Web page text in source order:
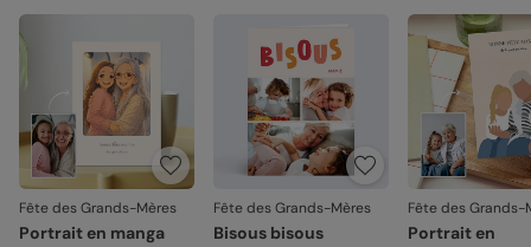
Fête des Grands-Mères
Portrait en manga
Fête des Grands-Mères
Bisous bisous
Fête des Grands-
Portrait en